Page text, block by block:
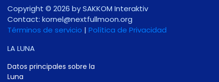
Copyright © 2026 by SAKKOM Interaktiv
Contact: gro.noomlluftxen@lenrok
Términos de servicio | Política de Privacidad
LA LUNA
Datos principales sobre la
Luna